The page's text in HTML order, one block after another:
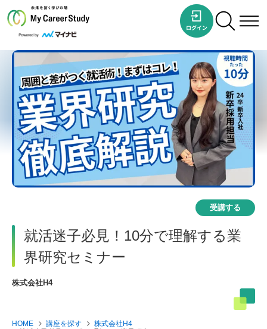
受講する
就活迷子必見！10分で理解する業
界研究セミナー
株式会社H4
HOME 講座を探す
株式会社H4